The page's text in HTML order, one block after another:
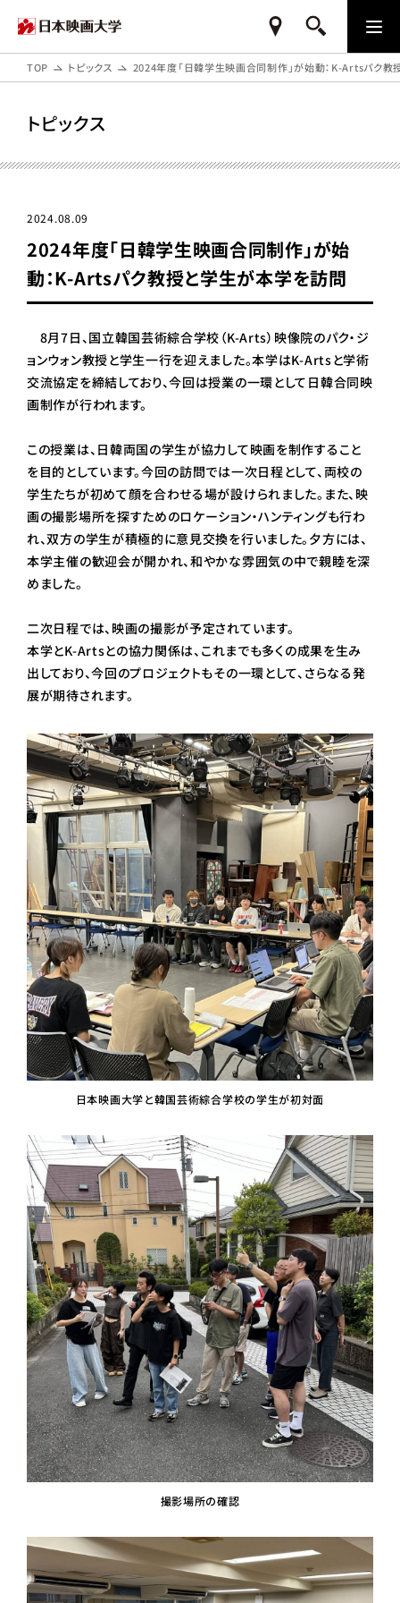
TOP トピックス 2024年度「日韓学生映画合同制作」が始動：K-Artsパク教
トピックス
2024.08.09
2024年度「日韓学生映画合同制作」が始
動：K-Artsパク教授と学生が本学を訪問
8月7日、国立韓国芸術綜合学校（K-Arts）映像院のパク・ジ
ョンウォン教授と学生一行を迎えました。本学はK-Artsと学術
交流協定を締結しており、今回は授業の一環として日韓合同映
画制作が行われます。
この授業は、日韓両国の学生が協力して映画を制作すること
を目的としています。今回の訪問では一次日程として、両校の
学生たちが初めて顔を合わせる場が設けられました。また、映
画の撮影場所を探すためのロケーション・ハンティングも行わ
れ、双方の学生が積極的に意見交換を行いました。夕方には、
本学主催の歓迎会が開かれ、和やかな雰囲気の中で親睦を深
めました。
二次日程では、映画の撮影が予定されています。
本学とK-Artsとの協力関係は、これまでも多くの成果を生み
出しており、今回のプロジェクトもその一環として、さらなる発
展が期待されます。
日本映画大学と韓国芸術綜合学校の学生が初対面
撮影場所の確認